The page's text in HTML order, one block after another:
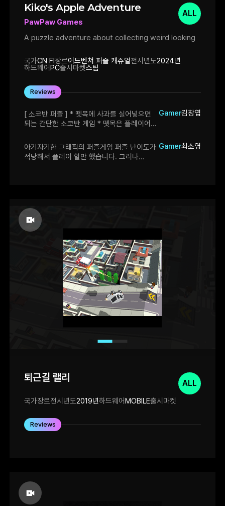
ALL
Kiko's Apple Adventure
PawPaw Games
A puzzle adventure about collecting weird looking
국가CN FI 장르어드벤쳐 퍼즐 캐쥬얼전시년도2024년
하드웨어 PC출시마켓스팀
Reviews
[ 소코반 퍼즐 ] * 뗏목에 사과를 실어넣으면
되는 간단한 소코반 게임 * 뗏목은 플레이어가
깊이를 더 함 * 현재 스테이지 클리어 후
필드로 돌아오면 이동할 수 없는 버그가 있어
게임 진행이 안됨
Gamer김창엽
아기자기한 그래픽의 퍼즐게임 퍼즐 난이도가
적당해서 플레이 할만 했습니다. 그러나
Gamer최소영
ALL
퇴근길 랠리
국가장르전시년도2019년하드웨어MOBILE출시마켓
Reviews